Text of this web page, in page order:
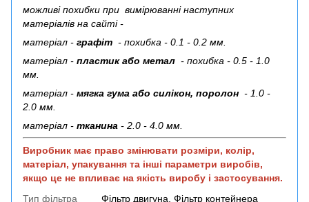
можливі похибки при вимірюванні наступних
матеріалів на сайті -
матеріал - графіт - похибка - 0.1 - 0.2 мм.
матеріал - пластик або метал - похибка - 0.5 - 1.0
мм.
матеріал - мягка гума або силікон, поролон - 1.0 -
2.0 мм.
матеріал - тканина - 2.0 - 4.0 мм.
Виробник має право змінювати розміри, колір,
матеріал, упакування та інші параметри виробів,
якщо це не впливає на якість виробу і застосування.
Тип фільтра
Фільтр двигуна, Фільтр контейнера